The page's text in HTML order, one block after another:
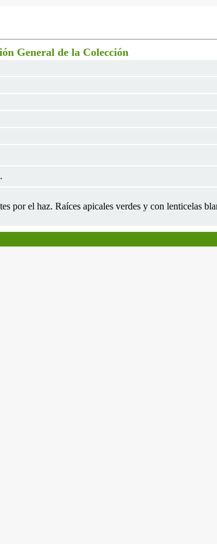
General de la Colección
por el haz. Raíces apicales verdes y con lenticelas